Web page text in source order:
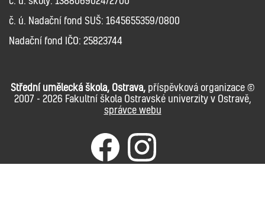
č. ú. Nadační fond SUŠ: 1645655359/0800
Nadační fond IČO: 25823744
Střední umělecká škola, Ostrava, příspěvková organizace ©
2007 - 2026 Fakultní škola Ostravské univerzity v Ostravě,
správce webu